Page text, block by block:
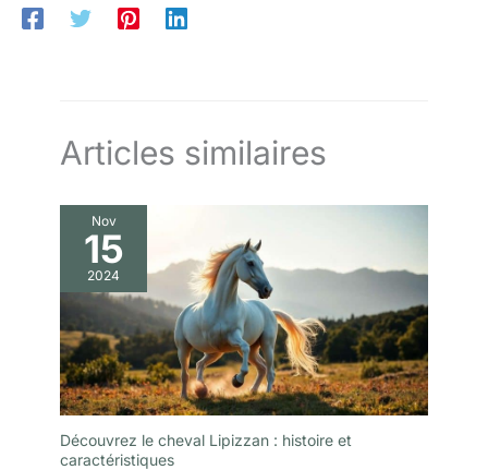
Articles similaires
Nov
15
2024
Découvrez le cheval Lipizzan : histoire et
caractéristiques